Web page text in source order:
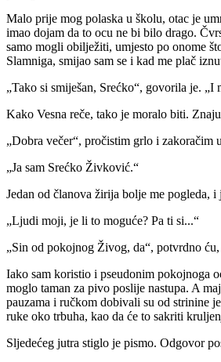
Malo prije mog polaska u školu, otac je
imao dojam da to ocu ne bi bilo drago.
samo mogli obilježiti, umjesto po onome
Slamniga, smijao sam se i kad me plač
„Tako si smiješan, Srećko“, govorila je.
Kako Vesna reče, tako je moralo biti.
„Dobra večer“, pročistim grlo i
„Ja sam Srećko Živković.“
Jedan od članova žirija bolje me pogleda,
„Ljudi moji, je li to moguće? Pa ti si...“
„Sin od pokojnog Živog, da“, potvrdno
Iako sam koristio i pseudonim pokojnoga
moglo taman za pivo poslije nastupa. A
pauzama i ručkom dobivali su od strinine
ruke oko trbuha, kao da će to sakriti
Sljedećeg jutra stiglo je pismo. Odgovor